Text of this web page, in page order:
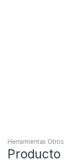
Herramientas Otros
Producto